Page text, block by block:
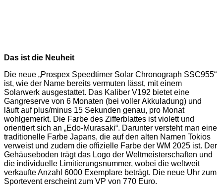
Das ist die Neuheit
Die neue „Prospex Speedtimer Solar Chronograph SSC955“
ist, wie der Name bereits vermuten lässt, mit einem
Solarwerk ausgestattet. Das Kaliber V192 bietet eine
Gangreserve von 6 Monaten (bei voller Akkuladung) und
läuft auf plus/minus 15 Sekunden genau, pro Monat
wohlgemerkt. Die Farbe des Zifferblattes ist violett und
orientiert sich an „Edo-Murasaki“. Darunter versteht man eine
traditionelle Farbe Japans, die auf den alten Namen Tokios
verweist und zudem die offizielle Farbe der WM 2025 ist. Der
Gehäuseboden trägt das Logo der Weltmeisterschaften und
die individuelle Limitierungsnummer, wobei die weltweit
verkaufte Anzahl 6000 Exemplare beträgt. Die neue Uhr zum
Sportevent erscheint zum VP von 770 Euro.